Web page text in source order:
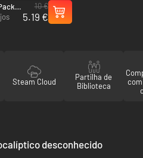
-
10 €
5.19 €
Steam Cloud
Partilha de
Biblioteca
desconhecido